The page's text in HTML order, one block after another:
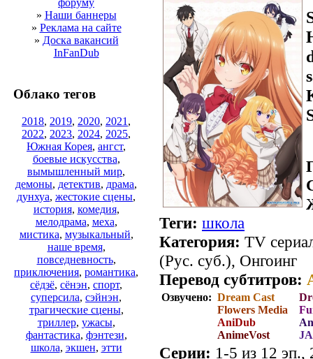
» Наши баннеры
» Реклама на сайте
» Доска вакансий
InFanDub
Облако тегов
2018, 2019, 2020, 2021 ,
2022, 2023, 2024, 2025,
Южная Корея, ангст,
боевые искусства,
вымышленный мир,
демоны, детектив, драма,
дунхуа, жестокие сцены,
история, комедия,
мелодрама, меха,
мистика, музыкальный,
наше время,
повседневность,
приключения, романтика,
сёдзё, сёнэн, спорт,
суперсила, сэйнэн,
трагические сцены,
триллер, ужасы,
фантастика, фэнтези,
школа, экшен, этти
Теги: школа
Категория: TV
(Рус. суб.), Онгоинг
Перевод субтитров:
Озвучено: Dream Cast
Flowers Media
AniDub
AnimeVost
Серии: 1-5 из 12 эп.,